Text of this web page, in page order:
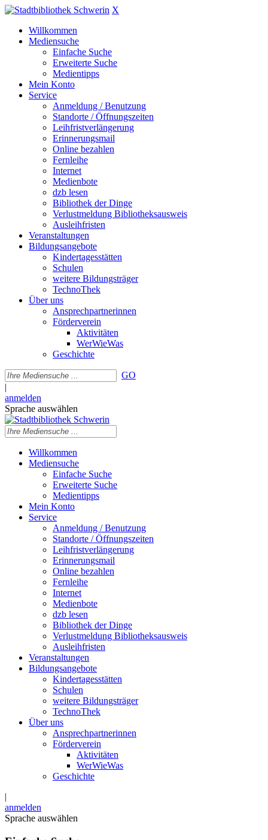
X
Willkommen
Mediensuche
Einfache Suche
Erweiterte Suche
Medientipps
Mein Konto
Service
Anmeldung / Benutzung
Standorte / Öffnungszeiten
Leihfristverlängerung
Erinnerungsmail
Online bezahlen
Fernleihe
Internet
Medienbote
dzb lesen
Bibliothek der Dinge
Verlustmeldung Bibliotheksausweis
Ausleihfristen
Veranstaltungen
Bildungsangebote
Kindertagesstätten
Schulen
weitere Bildungsträger
TechnoThek
Über uns
Ansprechpartnerinnen
Förderverein
Aktivitäten
WerWieWas
Geschichte
GO
|
anmelden
Sprache auswählen
Willkommen
Mediensuche
Einfache Suche
Erweiterte Suche
Medientipps
Mein Konto
Service
Anmeldung / Benutzung
Standorte / Öffnungszeiten
Leihfristverlängerung
Erinnerungsmail
Online bezahlen
Fernleihe
Internet
Medienbote
dzb lesen
Bibliothek der Dinge
Verlustmeldung Bibliotheksausweis
Ausleihfristen
Veranstaltungen
Bildungsangebote
Kindertagesstätten
Schulen
weitere Bildungsträger
TechnoThek
Über uns
Ansprechpartnerinnen
Förderverein
Aktivitäten
WerWieWas
Geschichte
|
anmelden
Sprache auswählen